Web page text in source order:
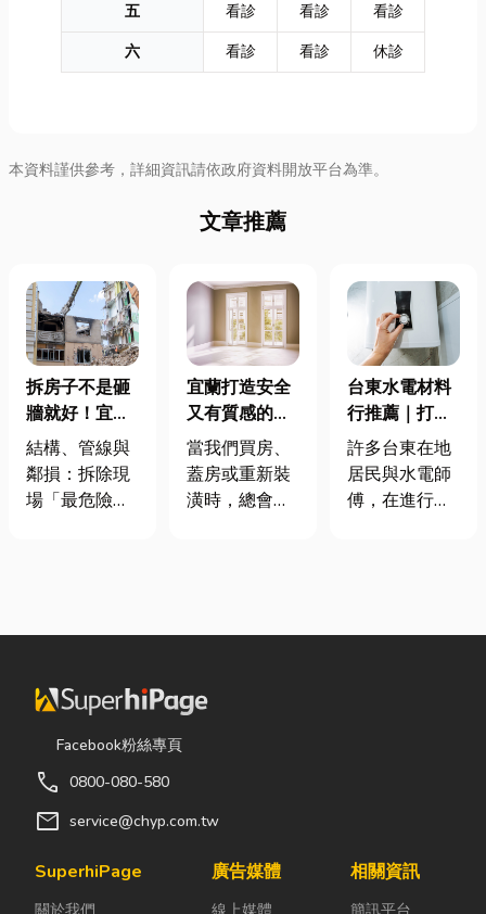
五
看診 看診
看診
六
看診 看診 休診
本資料謹供參考，詳細資訊請依政府資料開放平台為準。
文章推薦
拆房子不是砸
牆就好！宜蘭
裝潢拆除、水
泥切割施工前
必看的避坑指
結構、管線與
鄰損：拆除現
場「最危險的
混亂的環境
有三件事情如
果沒做好，最
容易發生嚴重
清「主力
牆」，盲目亂
陷： 這是老屋
宜蘭打造安全
又有質感的
家，從專業門
窗開始
當我們買房、
蓋房或重新裝
潢時，總會把
天都在使用的
門窗不只是遮
通風與生活品
氣候潮濕多
台東水電材料
行推薦｜打造
安全耐用的居
家環境
許多台東在地
居民與水電師
傅，在進行居
料行採購。除
關產品。 無論
Facebook粉絲專頁
call 0800-080-580
mail service@chyp.com.tw
SuperhiPage
關於我們
廣告媒體
線上媒體
相關資訊
簡訊平台